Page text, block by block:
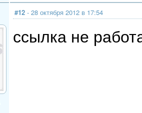
#12 - 28 октября 2012 в 17:54
ссылка не